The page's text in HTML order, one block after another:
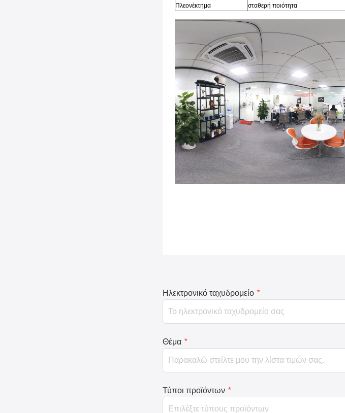
Πλεονέκτημα
σταθερή ποιότητα
Ηλεκτρονικό ταχυδρομείο *
Θέμα *
Τύποι προϊόντων *